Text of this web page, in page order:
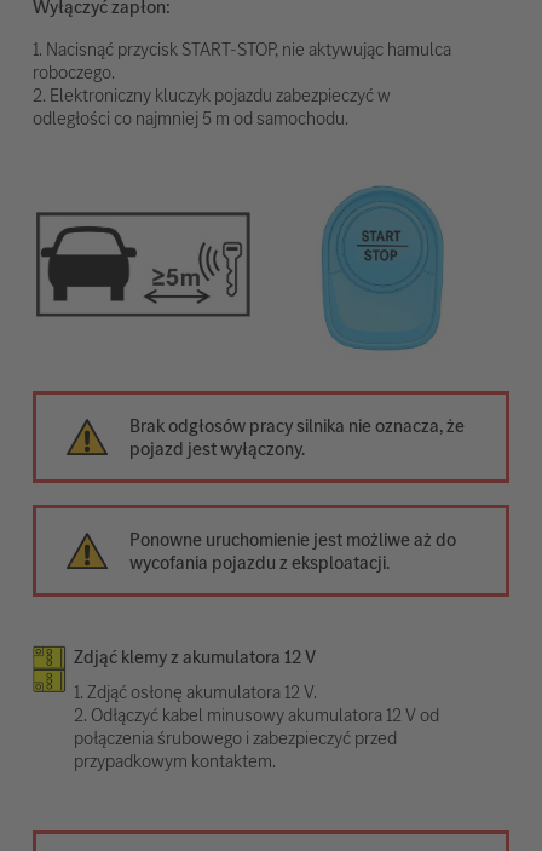
Wyłączyć zapłon:
1. Nacisnąć przycisk START-STOP, nie aktywując hamulca
roboczego.
2. Elektroniczny kluczyk pojazdu zabezpieczyć w
odległości co najmniej 5 m od samochodu.
Brak odgłosów pracy silnika nie oznacza, że
pojazd jest wyłączony.
Ponowne uruchomienie jest możliwe aż do
wycofania pojazdu z eksploatacji.
Zdjąć klemy z akumulatora 12 V
1. Zdjąć osłonę akumulatora 12 V.
2. Odłączyć kabel minusowy akumulatora 12 V od
połączenia śrubowego i zabezpieczyć przed
przypadkowym kontaktem.